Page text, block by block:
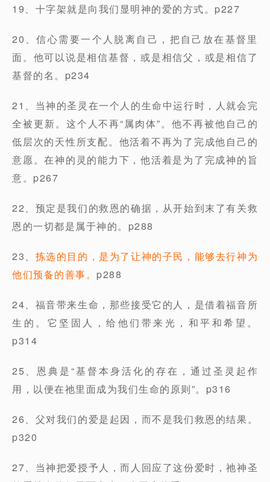
19、十字架就是向我们显明神的爱的方式。p227
20、信心需要一个人脱离自己，把自己放在基督里
面。他可以说是相信基督，或是相信父，或是相信了
基督的名。p234
21、当神的圣灵在一个人的生命中运行时，人就会完
全被更新。这个人不再“属肉体”。他不再被他自己的
低层次的天性所支配。他活着不再为了完成他自己的
意愿。在神的灵的能力下，他活着是为了完成神的旨
意。p267
22、预定是我们的救恩的确据，从开始到末了有关救
恩的一切都是属于神的。p288
23、 拣选的目的，是为了让神的子民，能够去行神为
他们预备的善事。 p288
24、福音带来生命，那些接受它的人，是借着福音所
生的。它坚固人，给他们带来光，和平和希望。
p314
25、恩典是“基督本身活化的存在，通过圣灵起作
用，以便在祂里面成为我们生命的原则”。p316
26、父对我们的爱是起因，而不是我们救恩的结果。
p320
27、当神把爱授予人，而人回应了这份爱时，祂神圣